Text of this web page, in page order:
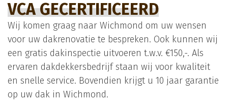
VCA GECERTIFICEERD
Wij komen graag naar Wichmond om uw wensen
voor uw dakrenovatie te bespreken. Ook kunnen wij
een gratis dakinspectie uitvoeren t.w.v. €150,-. Als
ervaren dakdekkersbedrijf staan wij voor kwaliteit
en snelle service. Bovendien krijgt u 10 jaar garantie
op uw dak in Wichmond.